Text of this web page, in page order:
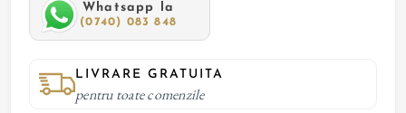
Whatsapp la
(0740) 083 848
LIVRARE GRATUITA
pentru toate comenzile